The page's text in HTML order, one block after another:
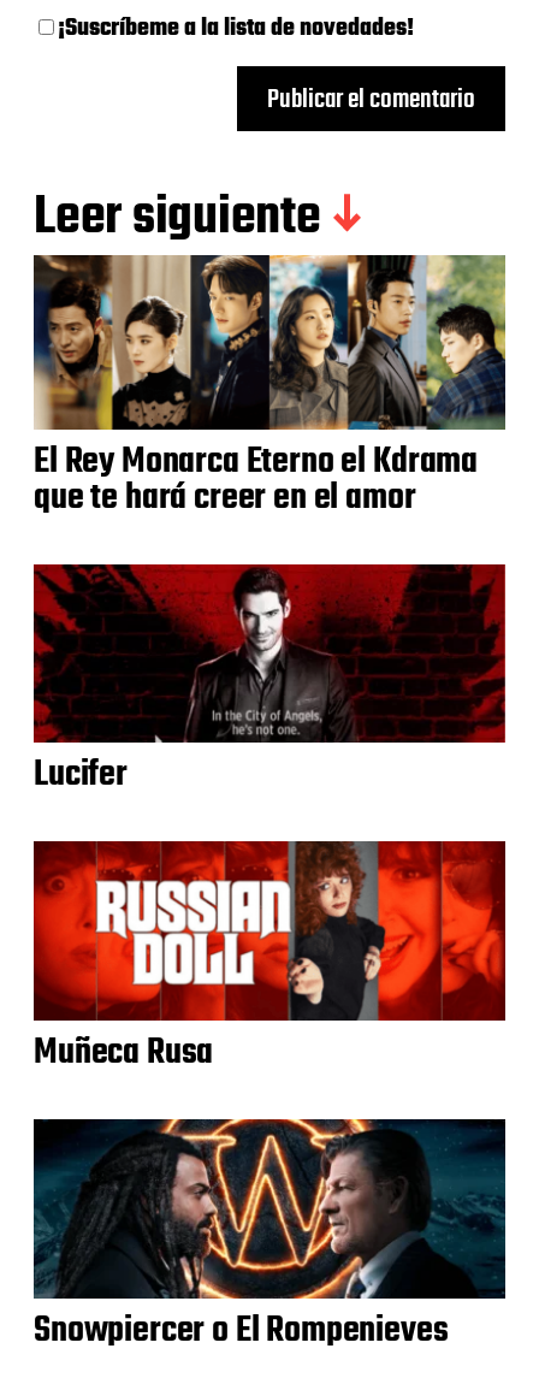
¡Suscríbeme a la lista de novedades!
Leer siguiente
El Rey Monarca Eterno el Kdrama
que te hará creer en el amor
Lucifer
Muñeca Rusa
Snowpiercer o El Rompenieves